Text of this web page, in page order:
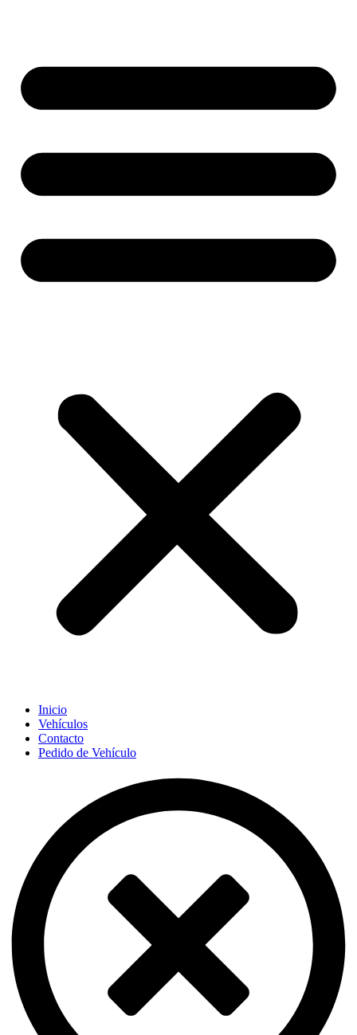
Inicio
Vehículos
Contacto
Pedido de Vehículo